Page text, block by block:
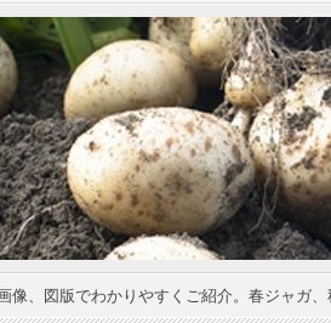
像、図版でわかりやすくご紹介。春ジャガ